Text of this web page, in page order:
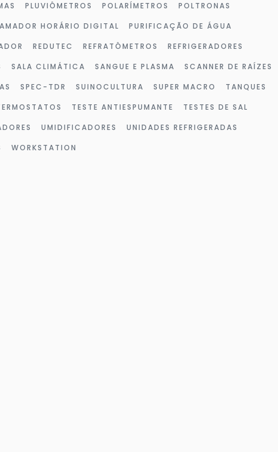
PLUVIÔMETROS POLARÍMETROS
POLTRONAS
HORÁRIO DIGITAL
PURIFICAÇÃO DE ÁGUA
REDUTEC REFRATÔMETROS
REFRIGERADORES
SALA CLIMÁTICA SANGUE E PLASMA
SCANNER DE RAÍZES
SPEC-TDR SUINOCULTURA SUPER MACRO
TANQUES
TESTE ANTIESPUMANTE
TESTES DE SAL
UMIDIFICADORES
UNIDADES REFRIGERADAS
WORKSTATION